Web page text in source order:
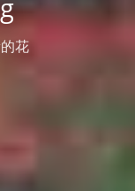
花